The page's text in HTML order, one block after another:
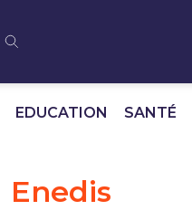
EDUCATION SANTÉ
Enedis